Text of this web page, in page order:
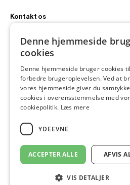
Kontakt os
+45 4252 0011
VA11a
2300 København S
Instagram
LinkedIn
© Copyright PETER
Denne hjemmeside
cookies
Denne hjemmeside bruger cookies
forbedre brugeroplevelsen. Ved at
vores hjemmeside giver du
cookies i overensstemmelse med
cookiepolitik. Læs mere
YDEEVNE
ACCEPTER ALLE AFVIS
VIS DETALJER